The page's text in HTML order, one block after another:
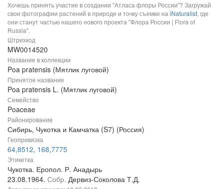
Хочешь принять участие в создании "Атласа флоры России"? Загружай
свои фотографии растений в природе и точку съемки наiNaturalist, где
они станут частью нашего нового проекта "Флора России | Flora of
Russia".
Штрихкод
MW0014520
Название в коллекции
Poa pratensis (Мятлик луговой)
Принятое название
Poa pratensis L. (Мятлик луговой)
Семейство
Poaceae
Районирование
Сибирь, Чукотка и Камчатка (S7) (Россия)
Геопривязка
64,8512, 168,7775
Этикетка
Чукотка. Еропол. Р. Анадырь
23.08.1964. Собр. Дервиз-Соколова Т.Д.